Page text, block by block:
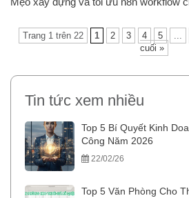
Trang 1 trên 22 1 2 3 4 5 ...
cuối »
Tin tức xem nhiều
Top 5 Bí Quyết Kinh
Công Năm 2026
22/02/26
Top 5 Văn Phòng Cho